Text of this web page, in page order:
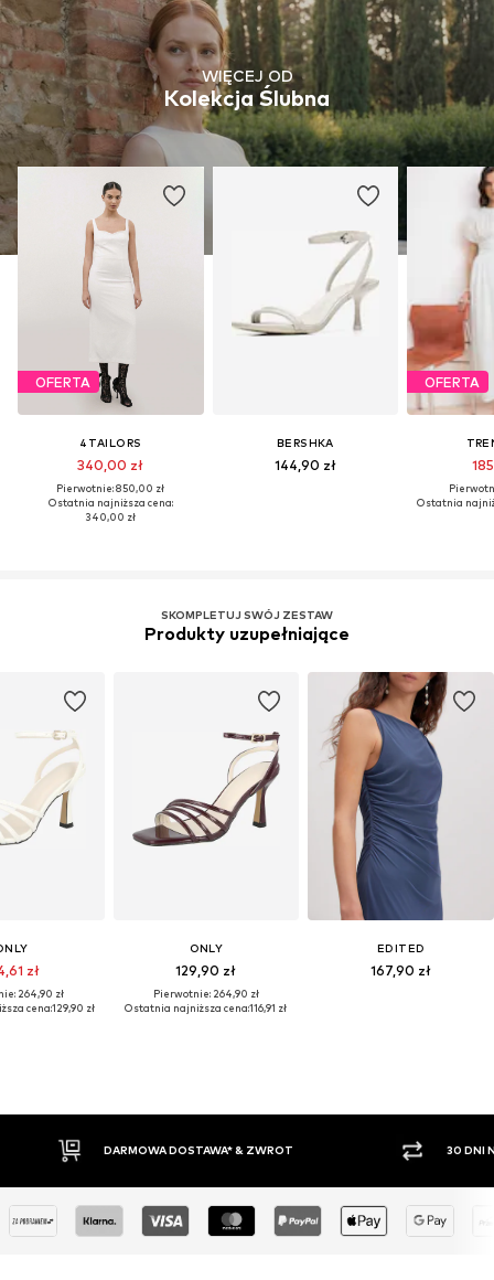
WIĘCEJ OD
Kolekcja Ślubna
OFERTA
4TAILORS
340,00 zł
Pierwotnie: 850,00 zł
Ostatnia najniższa cena:
340,00 zł
BERSHKA
144,90 zł
OFERTA
Ostatnia
SKOMPLETUJ SWÓJ ZESTAW
Produkty uzupełniające
zł
264,90 zł
cena:129,90 zł
ONLY
129,90 zł
Pierwotnie: 264,90 zł
Ostatnia najniższa cena:116,91 zł
EDITED
167,90 zł
30 DNI NA ZWROT TOWARU